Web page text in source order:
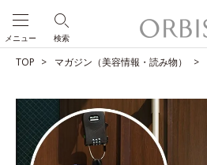
検索
メニュー
TOP マガジン（美容情報・読み物）